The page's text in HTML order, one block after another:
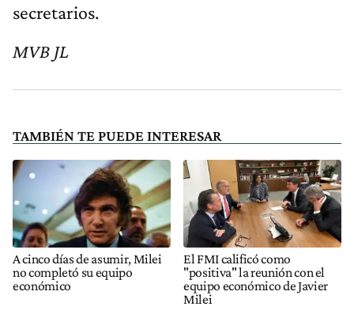
secretarios.
MVB JL
TAMBIÉN TE PUEDE INTERESAR
A cinco días de asumir, Milei
no completó su equipo
económico
El FMI calificó como
"positiva" la reunión con el
equipo económico de Javier
Milei